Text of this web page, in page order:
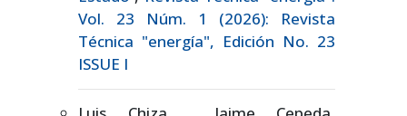
Vol. 23 Núm. 1 (2026): Revista
Técnica "energía", Edición No. 23
ISSUE I